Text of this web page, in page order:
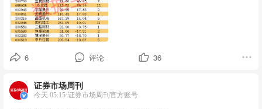
6 评论 36
证券市场周刊
今天 05:15·证券市场周刊官方账号